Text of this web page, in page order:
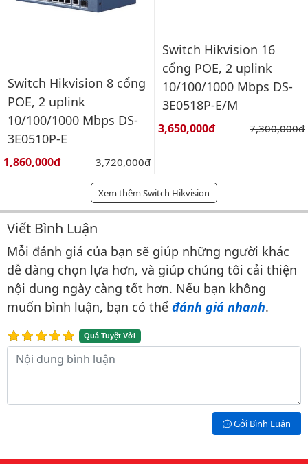
Switch Hikvision 8 cổng
POE, 2 uplink
10/100/1000 Mbps DS-
3E0510P-E
Giá bán:
1,860,000đ Giá gốc:
3,720,000đ
Switch Hikvision 16
cổng POE, 2 uplink
10/100/1000 Mbps DS-
3E0518P-E/M
Giá bán:
3,650,000đ Giá gốc:
7,300,000đ
Xem thêm Switch Hikvision
Bình luận & Đánh giá
Viết Bình Luận
Mỗi đánh giá của bạn sẽ giúp những người khác
dễ dàng chọn lựa hơn, và giúp chúng tôi cải thiện
nội dung ngày càng tốt hơn. Nếu bạn không
muốn bình luận, bạn có thể đánh giá nhanh.
Quá Tuyệt Vời
Nội dung bình luận
Gởi Bình Luận